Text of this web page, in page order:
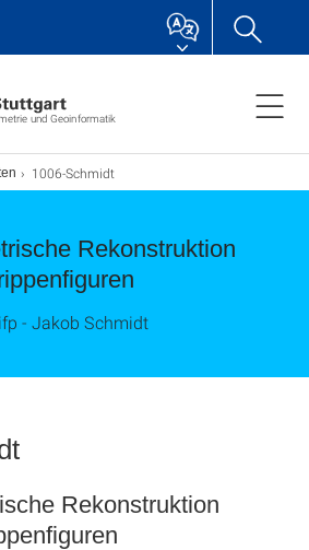
und Geoinformatik
1006-Schmidt
Rekonstruktion
- Jakob Schmidt
Rekonstruktion